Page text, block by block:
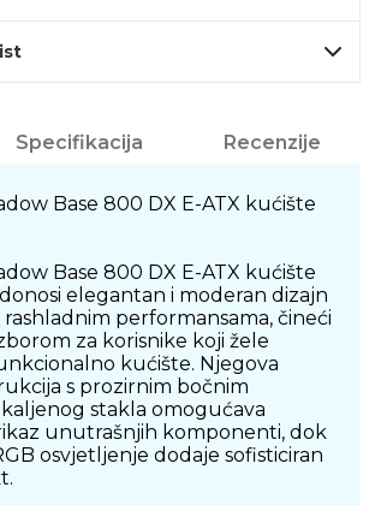
Specifikacija Recenzije
Base 800 DX E-ATX kućište
Base 800 DX E-ATX kućište
elegantan i moderan dizajn
performansama, čineći
za korisnike koji žele
kućište. Njegova
s prozirnim bočnim
stakla omogućava
unutrašnjih komponenti, dok
osvjetljenje dodaje sofisticiran